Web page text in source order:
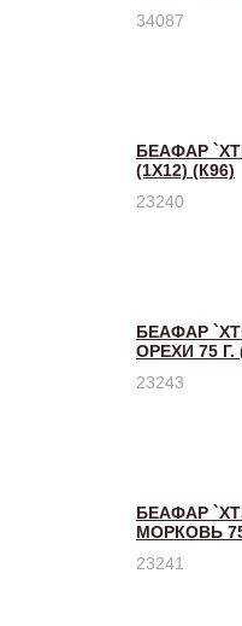
34087
БЕАФАР
(1Х12) (К96)
23240
БЕАФАР
ОРЕХИ 75 Г.
23243
БЕАФАР
МОРКОВЬ 75
23241